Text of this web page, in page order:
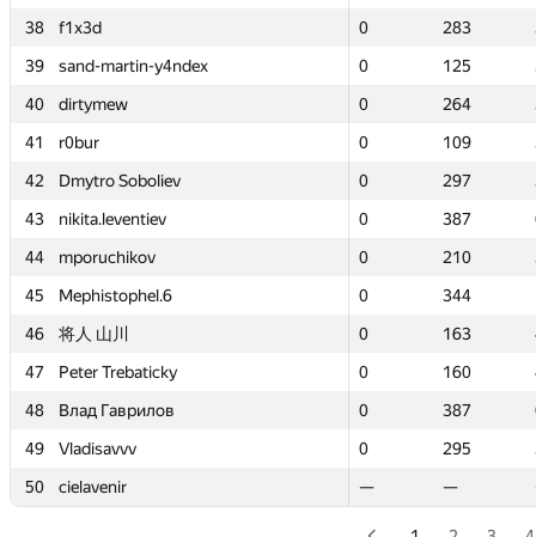
38
f1x3d 0 283
39
sand-martin-y4ndex 0 125
40
dirtymew 0 264
41
r0bur 0 109
42
Dmytro Soboliev 0 297
43
nikita.leventiev 0 387
44
mporuchikov 0 210
45
Mephistophel.6 0 344
46
将人 山川 0 163
47
Peter Trebaticky 0 160
48
Влад Гаврилов 0 387
49
Vladisavvv 0 295
50
cielavenir — —
38
f1x3d 0 283
39
sand-martin-y4ndex 0 125
40
dirtymew 0 264
41
r0bur 0 109
42
Dmytro Soboliev 0 297
43
nikita.leventiev 0 387
44
mporuchikov 0 210
45
Mephistophel.6 0 344
46
将人 山川 0 163
47
Peter Trebaticky 0 160
48
Влад Гаврилов 0 387
49
Vladisavvv 0 295
50
cielavenir — —